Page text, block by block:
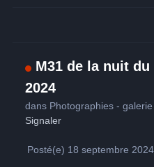
M31 de la nuit du
2024
dans Photographies - galerie
Signaler
Posté(e) 18 septembre 2024